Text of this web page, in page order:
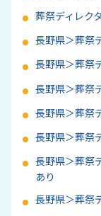
葬祭ディレク
長野県＞葬祭
長野県＞葬祭
長野県＞葬祭
長野県＞葬祭
長野県＞葬祭
長野県＞葬祭
あり
長野県＞葬祭